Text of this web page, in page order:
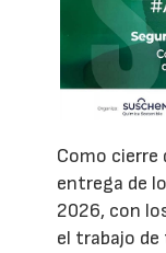
Como cierre
entrega de
2026, con
el trabajo